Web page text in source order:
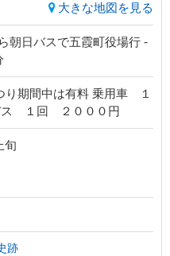
大きな地図を見る
朝日バスで五霞町役場行 -
り期間中は有料 乗用車 １
ス １回 ２０００円
旬
跡